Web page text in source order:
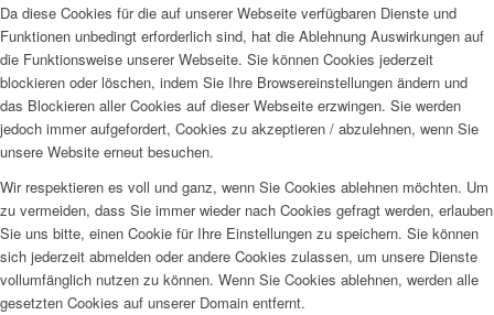
Da diese Cookies für die auf unserer Webseite verfügbaren Dienste und
Funktionen unbedingt erforderlich sind, hat die Ablehnung Auswirkungen auf
die Funktionsweise unserer Webseite. Sie können Cookies jederzeit
blockieren oder löschen, indem Sie Ihre Browsereinstellungen ändern und
das Blockieren aller Cookies auf dieser Webseite erzwingen. Sie werden
jedoch immer aufgefordert, Cookies zu akzeptieren / abzulehnen, wenn Sie
unsere Website erneut besuchen.
Wir respektieren es voll und ganz, wenn Sie Cookies ablehnen möchten. Um
zu vermeiden, dass Sie immer wieder nach Cookies gefragt werden, erlauben
Sie uns bitte, einen Cookie für Ihre Einstellungen zu speichern. Sie können
sich jederzeit abmelden oder andere Cookies zulassen, um unsere Dienste
vollumfänglich nutzen zu können. Wenn Sie Cookies ablehnen, werden alle
gesetzten Cookies auf unserer Domain entfernt.